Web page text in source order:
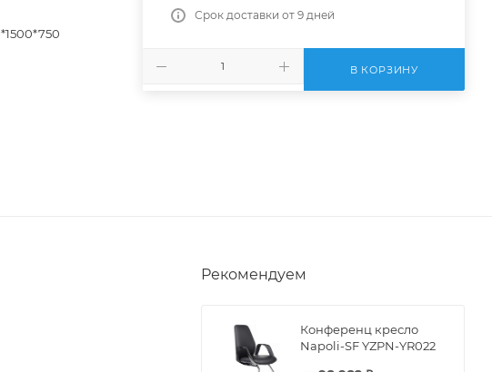
Срок доставки от 9 дней
В КОРЗИНУ
Рекомендуем
Конференц кресло
Napoli-SF YZPN-YR022